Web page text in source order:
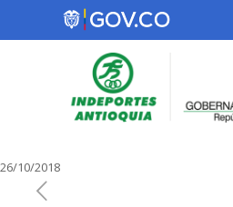
26/10/2018